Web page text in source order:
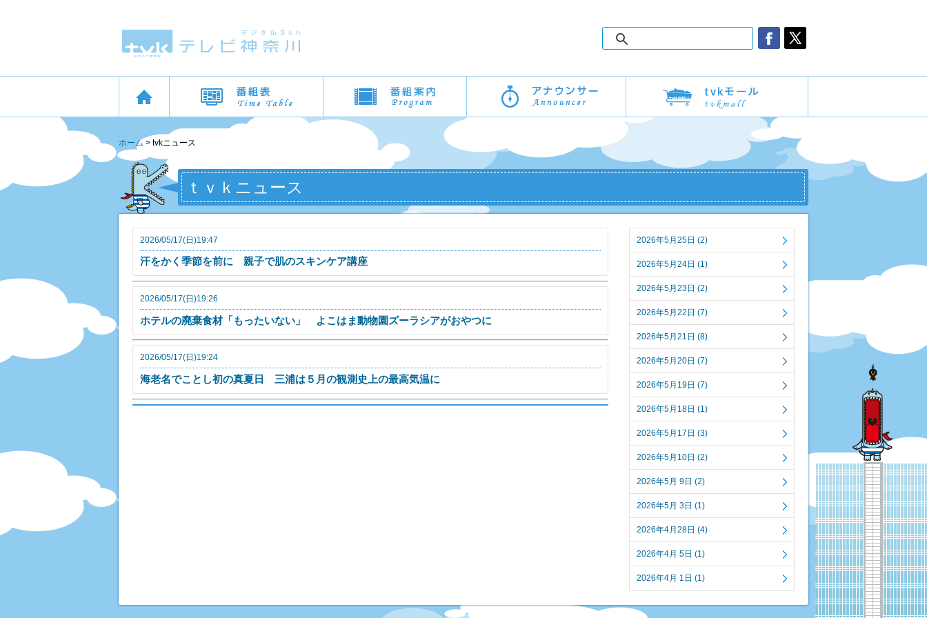
ホーム > tvkニュース
ｔｖｋニュース
2026/05/17(日)19:47
汗をかく季節を前に 親子で肌のスキンケア講座
2026/05/17(日)19:26
ホテルの廃棄食材「もったいない」 よこはま動物園ズーラシアがおやつに
2026/05/17(日)19:24
海老名でことし初の真夏日 三浦は５月の観測史上の最高気温に
2026年5月25日 (2)
2026年5月24日 (1)
2026年5月23日 (2)
2026年5月22日 (7)
2026年5月21日 (8)
2026年5月20日 (7)
2026年5月19日 (7)
2026年5月18日 (1)
2026年5月17日 (3)
2026年5月10日 (2)
2026年5月 9日 (2)
2026年5月 3日 (1)
2026年4月28日 (4)
2026年4月 5日 (1)
2026年4月 1日 (1)